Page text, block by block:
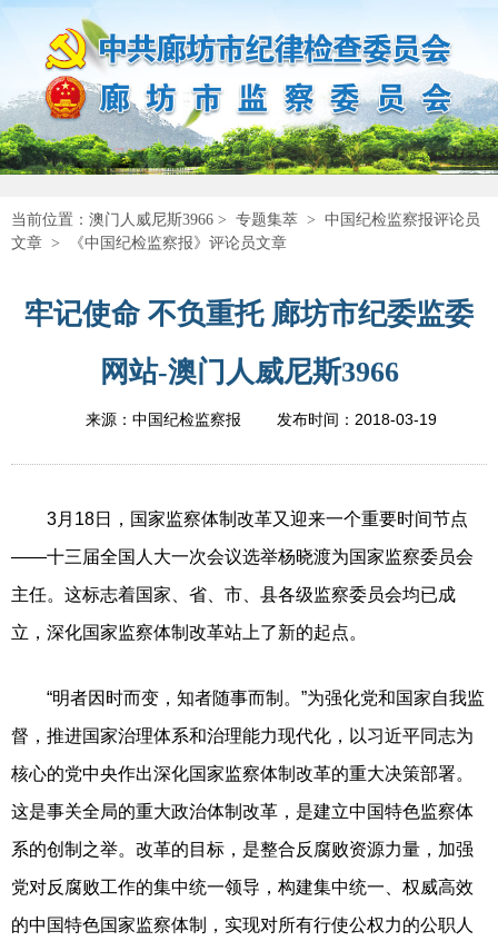
当前位置： 澳门人威尼斯3966 > 专题集萃 > 中国纪检监察报评论员
文章 > 《中国纪检监察报》评论员文章
牢记使命 不负重托 廊坊市纪委监委
网站-澳门人威尼斯3966
来源：中国纪检监察报 发布时间： 2018-03-19
3月18日，国家监察体制改革又迎来一个重要时间节点
——十三届全国人大一次会议选举杨晓渡为国家监察委员会
主任。这标志着国家、省、市、县各级监察委员会均已成
立，深化国家监察体制改革站上了新的起点。
“明者因时而变，知者随事而制。”为强化党和国家自我监
督，推进国家治理体系和治理能力现代化，以习近平同志为
核心的党中央作出深化国家监察体制改革的重大决策部署。
这是事关全局的重大政治体制改革，是建立中国特色监察体
系的创制之举。改革的目标，是整合反腐败资源力量，加强
党对反腐败工作的集中统一领导，构建集中统一、权威高效
的中国特色国家监察体制，实现对所有行使公权力的公职人